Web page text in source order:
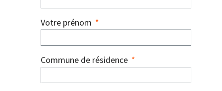
Votre prénom *
Commune de résidence *